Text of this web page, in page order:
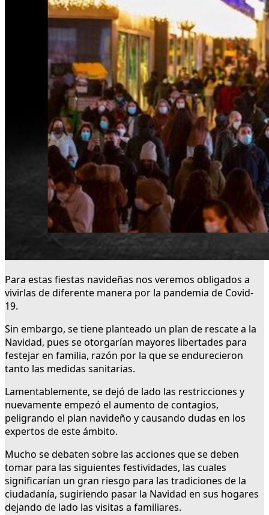
Para estas fiestas navideñas nos veremos obligados a
vivirlas de diferente manera por la pandemia de Covid-
19.
Sin embargo, se tiene planteado un plan de rescate a la
Navidad, pues se otorgarían mayores libertades para
festejar en familia, razón por la que se endurecieron
tanto las medidas sanitarias.
Lamentablemente, se dejó de lado las restricciones y
nuevamente empezó el aumento de contagios,
peligrando el plan navideño y causando dudas en los
expertos de este ámbito.
Mucho se debaten sobre las acciones que se deben
tomar para las siguientes festividades, las cuales
significarían un gran riesgo para las tradiciones de la
ciudadanía, sugiriendo pasar la Navidad en sus hogares
dejando de lado las visitas a familiares.